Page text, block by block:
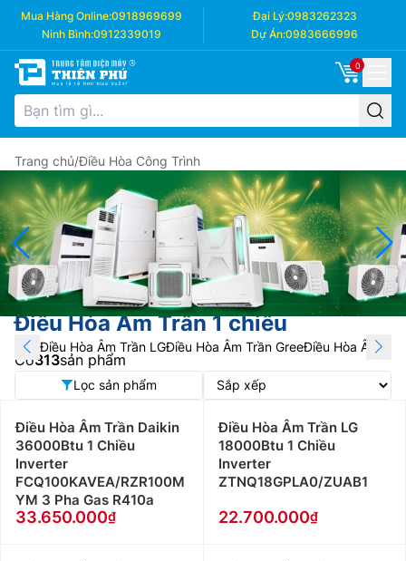
Mua Hàng Online:0918969699 Đại Lý:0983262323
Ninh Bình:0912339019 Dự Án:0983666996
0
Trang chủ/Điều Hòa Công Trình
Điều Hòa Âm Trần 1 chiều
Điều Hòa Âm Trần LGĐiều Hòa Âm Trần GreeĐiều Hòa Âm
Có313sản phẩm
Lọc sản phẩm
Điều Hòa Âm Trần Daikin
36000Btu 1 Chiều
Inverter
FCQ100KAVEA/RZR100M
YM 3 Pha Gas R410a
33.650.000
Điều Hòa Âm Trần LG
18000Btu 1 Chiều
Inverter
ZTNQ18GPLA0/ZUAB1
22.700.000